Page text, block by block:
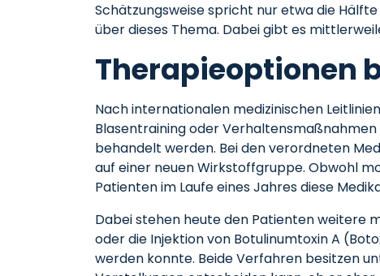
Schätzungsweise spricht nur etwa die
über dieses Thema. Dabei gibt es
Therapieoptionen
Nach internationalen medizinischen
Blasentraining oder
behandelt werden. Bei den verordneten
auf einer neuen Wirkstoffgruppe. Obwohl
Patienten im Laufe eines Jahres diese
Dabei stehen heute den Patienten weitere
oder die Injektion von Botulinumtoxin A
werden konnte. Beide Verfahren besitzen